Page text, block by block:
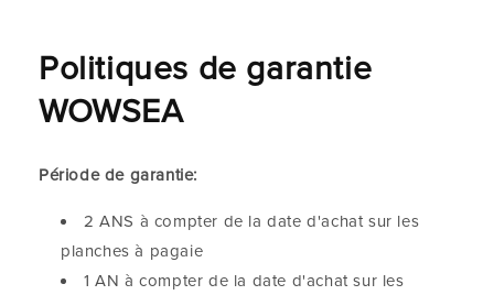
Politiques de garantie
WOWSEA
Période de garantie:
2 ANS à compter de la date d'achat sur les
planches à pagaie
1 AN à compter de la date d'achat sur les